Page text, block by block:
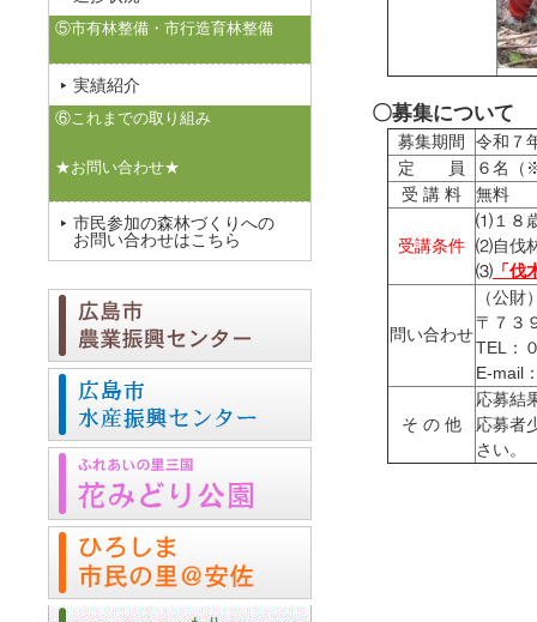
〇募集について
募集期間
令和７
定 員
６名（
受 講 料
無料
受講条件
⑴１８
⑵自伐
⑶ 「
問い合わせ
（公
〒７３
TEL：
E-mail
そ の 他
応募結
応募者
さい。
⑤市有林整備・市行造育林整備
実績紹介
⑥これまでの取り組み
★お問い合わせ★
市民参加の森林づくりへの
お問い合わせはこちら